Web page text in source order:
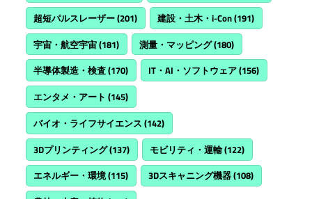
超短パルスレーザー(201) 建設・土木・i-Con(191)
宇宙・航空宇宙(181) 測量・マッピング(180)
半導体製造・検査(170) IT・AI・ソフトウェア(156)
エンタメ・アート (145)
バイオ・ライフサイエンス (142)
3Dプリンティング(137) モビリティ・運輸(122)
エネルギー・環境(115) 3Dスキャニング機器(108)